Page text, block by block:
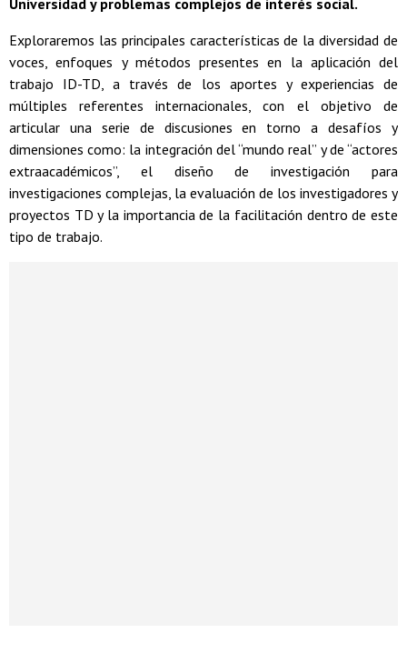
Universidad y problemas complejos de interés social.
Exploraremos las principales características de la diversidad de
voces, enfoques y métodos presentes en la aplicación del
trabajo ID-TD, a través de los aportes y experiencias de
múltiples referentes internacionales, con el objetivo de
articular una serie de discusiones en torno a desafíos y
dimensiones como: la integración del “mundo real” y de “actores
extraacadémicos”, el diseño de investigación para
investigaciones complejas, la evaluación de los investigadores y
proyectos TD y la importancia de la facilitación dentro de este
tipo de trabajo.